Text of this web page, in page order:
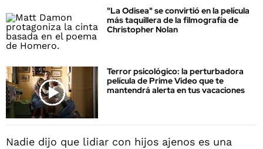
"La Odisea" se convirtió en la película
más taquillera de la filmografía de
Christopher Nolan
Terror psicológico: la perturbadora
película de Prime Video que te
mantendrá alerta en tus vacaciones
Nadie dijo que lidiar con hijos ajenos es una